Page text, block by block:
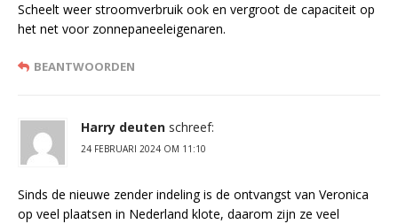
Scheelt weer stroomverbruik ook en vergroot de capaciteit op
het net voor zonnepaneeleigenaren.
BEANTWOORDEN
Harry deuten schreef:
24 FEBRUARI 2024 OM 11:10
Sinds de nieuwe zender indeling is de ontvangst van Veronica
op veel plaatsen in Nederland klote, daarom zijn ze veel